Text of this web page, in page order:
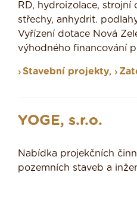
RD, hydroizolace, strojní
střechy, anhydrit.
Vyřízení dotace Nová
výhodného financování
Stavební projekty,
YOGE, s.r.o.
Nabídka projekčních
pozemních staveb a